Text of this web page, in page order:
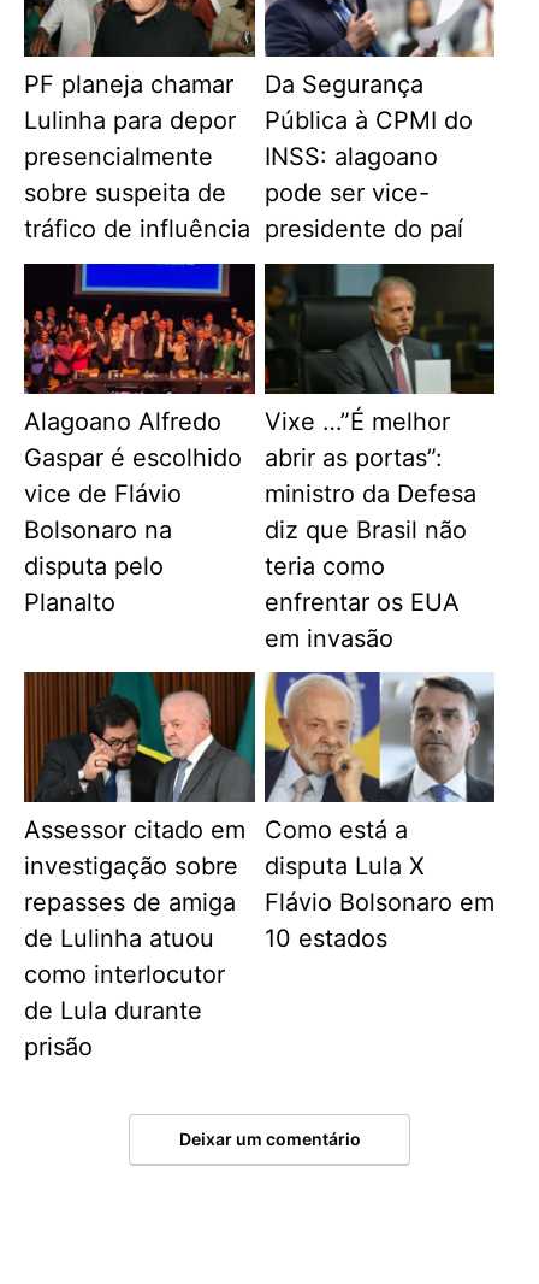
PF planeja chamar
Lulinha para depor
presencialmente
sobre suspeita de
tráfico de influência
Da Segurança
Pública à CPMI do
INSS: alagoano
pode ser vice-
presidente do paí
Alagoano Alfredo
Gaspar é escolhido
vice de Flávio
Bolsonaro na
disputa pelo
Planalto
Vixe …”É melhor
abrir as portas”:
ministro da Defesa
diz que Brasil não
teria como
enfrentar os EUA
em invasão
Assessor citado em
investigação sobre
repasses de amiga
de Lulinha atuou
como interlocutor
de Lula durante
prisão
Como está a
disputa Lula X
Flávio Bolsonaro em
10 estados
Deixar um comentário